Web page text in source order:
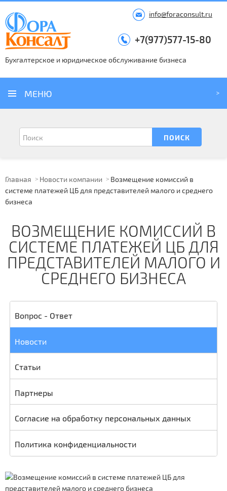
Бухгалтерское и юридическое обслуживание бизнеса
info@foraconsult.ru
+7(977)577-15-80
МЕНЮ
Главная Новости компании
Возмещение комиссий в
системе платежей ЦБ для представителей малого и среднего
бизнеса
ВОЗМЕЩЕНИЕ КОМИССИЙ В
СИСТЕМЕ ПЛАТЕЖЕЙ ЦБ ДЛЯ
ПРЕДСТАВИТЕЛЕЙ МАЛОГО И
СРЕДНЕГО БИЗНЕСА
Вопрос - Ответ
Новости
Статьи
Партнеры
Согласие на обработку персональных данных
Политика конфиденциальности